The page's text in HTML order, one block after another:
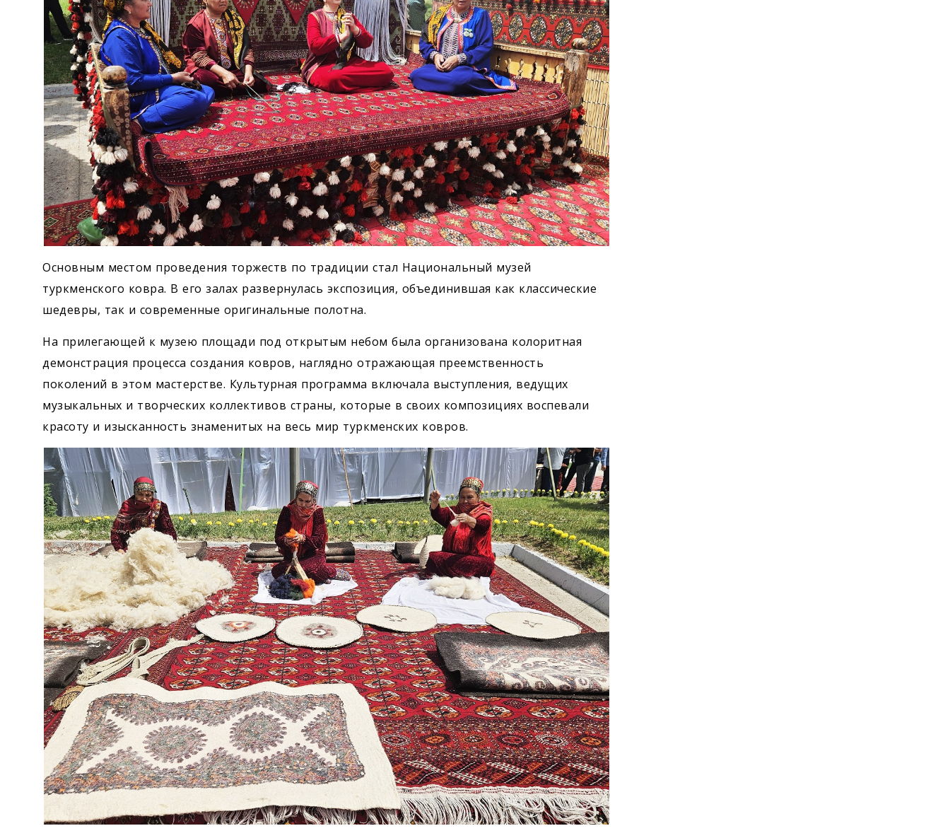
Основным местом проведения торжеств по традиции стал Национальный музей
туркменского ковра. В его залах развернулась экспозиция, объединившая как классические
шедевры, так и современные оригинальные полотна.
На прилегающей к музею площади под открытым небом была организована колоритная
демонстрация процесса создания ковров, наглядно отражающая преемственность
поколений в этом мастерстве. Культурная программа включала выступления, ведущих
музыкальных и творческих коллективов страны, которые в своих композициях воспевали
красоту и изысканность знаменитых на весь мир туркменских ковров.